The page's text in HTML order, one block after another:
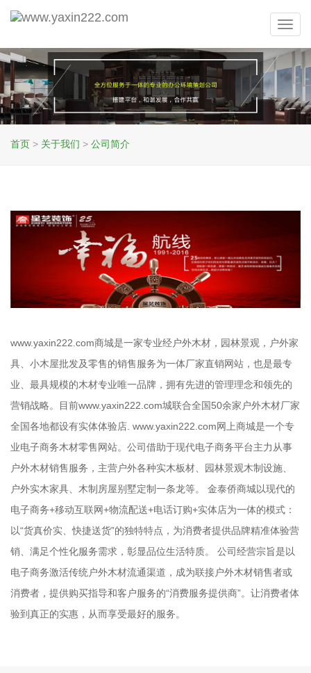
首页 > 关于我们 > 公司简介
www.yaxin222.com商城是一家专业经户外木材，园林景观，户外家
具、小木屋批发及零售的销售服务为一体厂家直销网站，也是最专
业、最具规模的木材专业唯一品牌，拥有先进的管理理念和领先的
营销战略。目前www.yaxin222.com城联合全国50余家户外木材厂家
全国各地都设有实体体验店. www.yaxin222.com网上商城是一个专
业电子商务木材零售网站。公司借助于现代电子商务平台主力从事
户外木材销售服务，主营户外各种实木板材、园林景观木制设施、
户外实木家具、木制房屋别墅定制一条龙等。 金泰侨商城以现代的
电子商务+移动互联网+物流配送+电话订购+实体店为一体的模式：
以“货真价实、快捷送货”的独特特点，为消费者提供品牌精准体验营
销、满足个性化服务需求，彰显品位生活特质。 公司经营宗旨是以
电子商务激活传统户外木材流通渠道，成为联接户外木材销售者或
消费者，提供购买指导和客户服务的“消费服务提供商”。让消费者体
验到真正的实惠，从而享受最好的服务。